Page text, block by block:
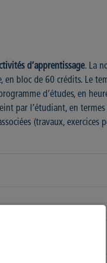
d’apprentissage. La
bloc de 60 crédits. Le
d’études, en
par l’étudiant, en termes
(travaux, exercices